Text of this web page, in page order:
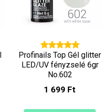
Profinails Top Gél glitter
LED/UV fényzselé 6gr
No.602
1 699 Ft